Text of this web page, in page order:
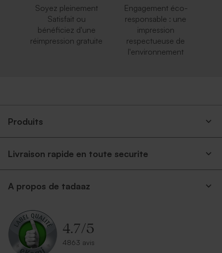
Soyez pleinement
Satisfait ou
bénéficiez d'une
réimpression gratuite
Engagement éco-
responsable : une
impression
respectueuse de
l'environnement
Produits
Livraison rapide en toute securite
A propos de tadaaz
4.7/5
4863 avis